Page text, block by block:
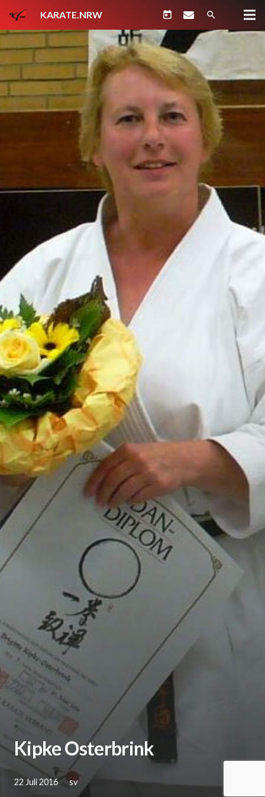
KARATE.NRW today search
Kipke Osterbrink
22 Juli 2016 sv